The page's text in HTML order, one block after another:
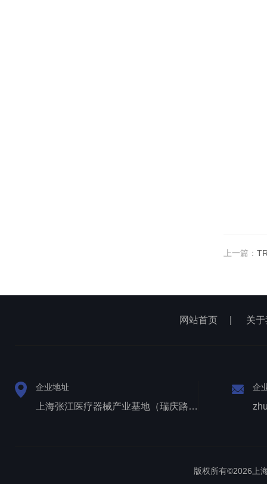
上一篇：
网站首页 关
企业地址
上海张江医疗器械产业基地（瑞庆路528号）
企
版权所有©2026